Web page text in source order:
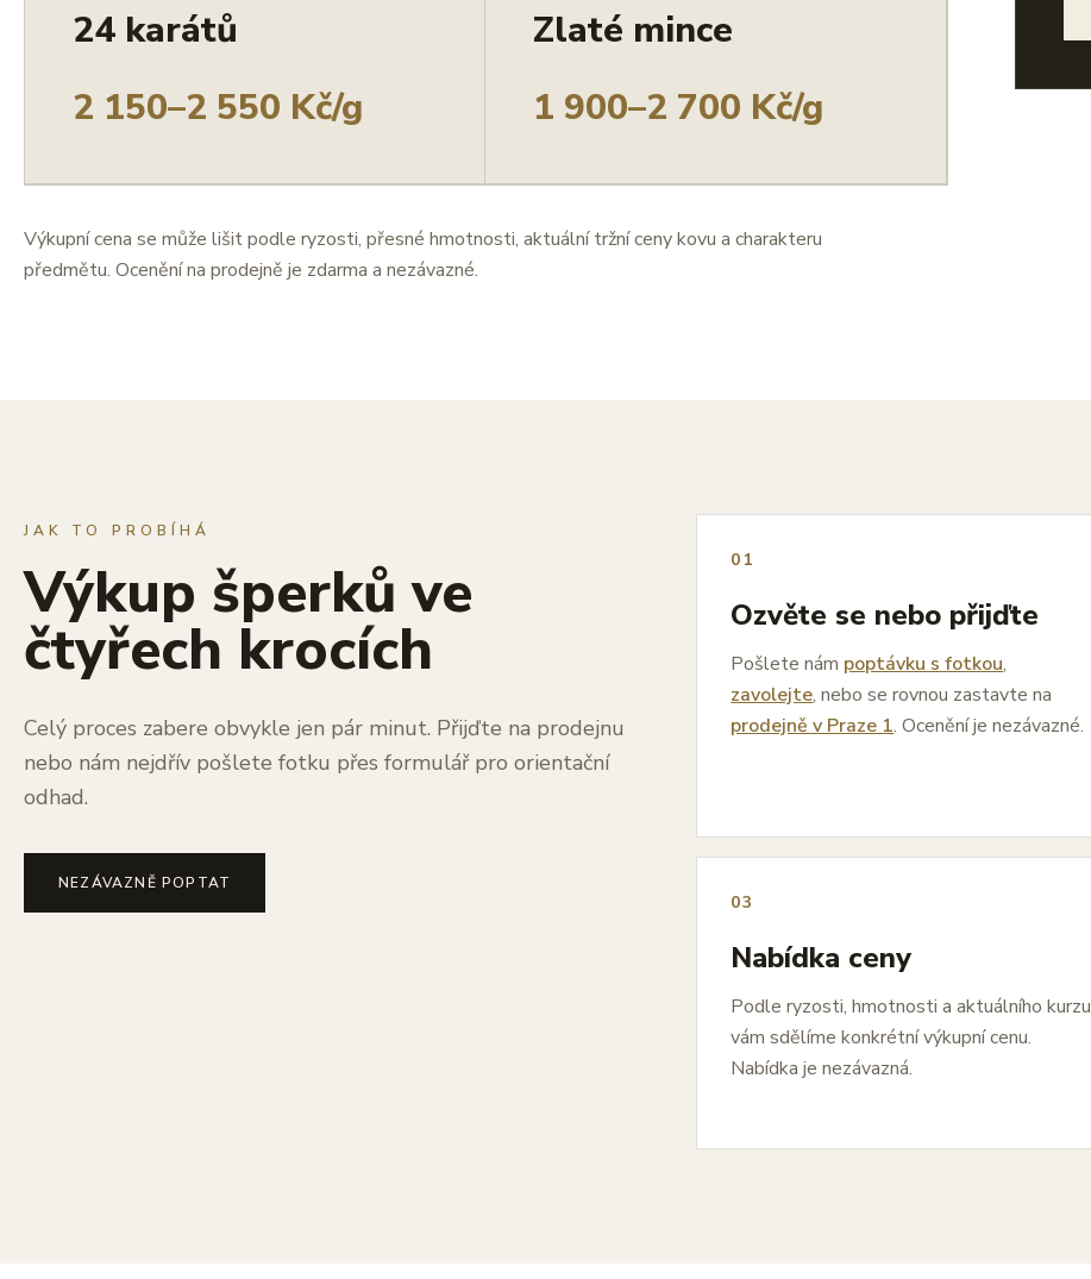
24 karátů
2 150–2 550 Kč/g
Zlaté mince
1 900–2 700 Kč/g
Výkupní cena se může lišit podle ryzosti, přesné hmotnosti, aktuální tržní ceny kovu a charakteru
předmětu. Ocenění na prodejně je zdarma a nezávazné.
JAK TO PROBÍHÁ
Výkup šperků ve
čtyřech krocích
Celý proces zabere obvykle jen pár minut. Přijďte na prodejnu
nebo nám nejdřív pošlete fotku přes formulář pro orientační
odhad.
NEZÁVAZNĚ POPTAT
01
Ozvěte se nebo přijďte
Pošlete nám poptávku s fotkou,
zavolejte, nebo se rovnou zastavte na
prodejně v Praze 1. Ocenění je nezávazné.
03
Nabídka ceny
Podle ryzosti, hmotnosti a aktuálního kurzu
vám sdělíme konkrétní výkupní cenu.
Nabídka je nezávazná.